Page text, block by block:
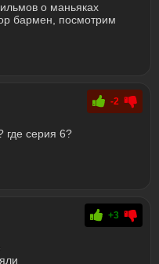
о маньяках
бармен, посмотрим
-2
где серия 6?
+3